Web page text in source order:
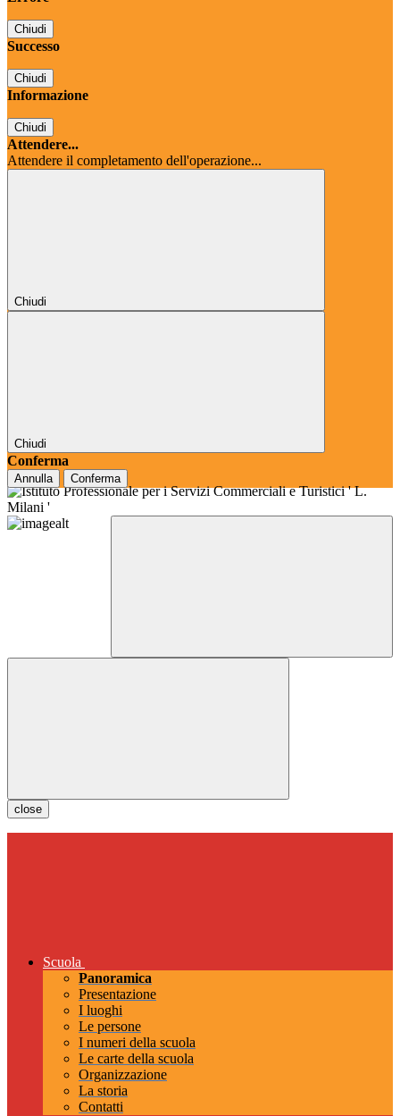
Chiudi
Successo
Chiudi
Informazione
Chiudi
Attendere...
Attendere il completamento dell'operazione...
Chiudi
Chiudi
Conferma
Annulla Conferma
close
Scuola
Panoramica
Presentazione
I luoghi
Le persone
I numeri della scuola
Le carte della scuola
Organizzazione
La storia
Contatti